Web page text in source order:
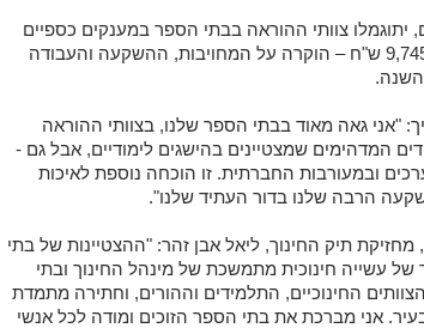
יתוגמלו צוותי ההוראה בבתי הספר במענקים כספיים
הנעים בין 3,654 ש"ח ל–9,745 ש"ח – הוקרה על המחויבות, ההשקעה והעבודה
השנה.
"אני גאה מאוד בבתי הספר שלנו, בצוותי ההוראה
המדהימים שמצטיינים בהישגים לימודיים, אבל גם -
ובמעורבות החברתית. זו הוכחה נוספת לאיכות
הרבה שלנו בדור העתיד שלנו".
מחזיקת תיק החינוך, ליאל אבן זהר: "ההצטיינות של בתי
של עשייה חינוכית מתמשכת של מינהל החינוך ובתי
החינוכיים, התלמידים וההורים, וחתירה מתמדת
אני מברכת את בתי הספר הזוכים ומודה לכל אנשי